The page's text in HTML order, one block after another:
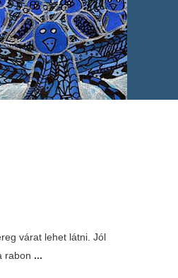
várat lehet látni. Jól
rabon ...